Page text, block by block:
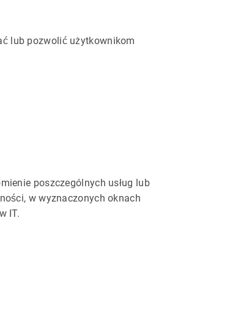
lub pozwolić użytkownikom
poszczególnych usług lub
w wyznaczonych oknach
IT.